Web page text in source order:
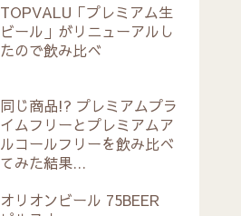
TOPVALU「プレミアム生
ビール」がリニューアルし
たので飲み比べ
同じ商品!? プレミアムプラ
イムフリーとプレミアムア
ルコールフリーを飲み比べ
てみた結果…
オリオンビール 75BEER